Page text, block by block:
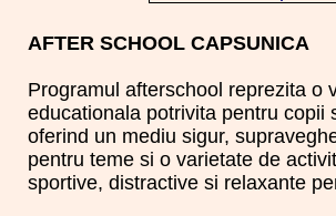
AFTER SCHOOL CAPSUNICA
Programul afterschool reprezita o
educationala potrivita pentru copii
oferind un mediu sigur,
pentru teme si o varietate de
sportive, distractive si relaxante